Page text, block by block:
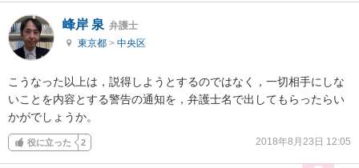
峰岸 泉 弁護士
東京都 > 中央区
こうなった以上は，説得しようとするのではなく，一切相手にしな
いことを内容とする警告の通知を，弁護士名で出してもらったらい
かがでしょうか。
役に立った 2 2018年8月23日 12:05